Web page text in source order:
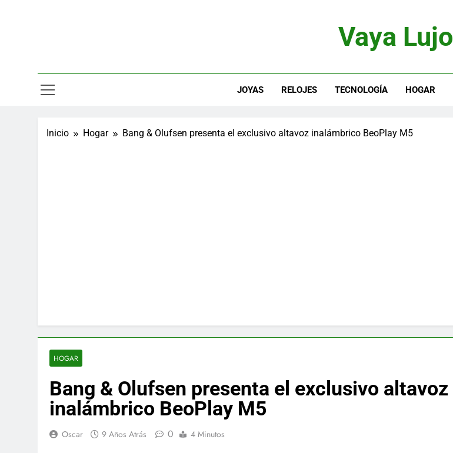
Vaya Lujo
JOYAS RELOJES TECNOLOGÍA HOGAR
Inicio Hogar Bang & Olufsen presenta el exclusivo altavoz inalámbrico BeoPlay M5
HOGAR
Bang & Olufsen presenta el exclusivo altavoz
inalámbrico BeoPlay M5
Oscar 9 Años Atrás 0 4 Minutos